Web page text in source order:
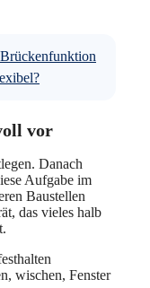
vor
Danach
Aufgabe im
Baustellen
das vieles halb
wischen, Fenster